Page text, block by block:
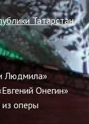
Татарстан
Людмила»
Онегин»
оперы